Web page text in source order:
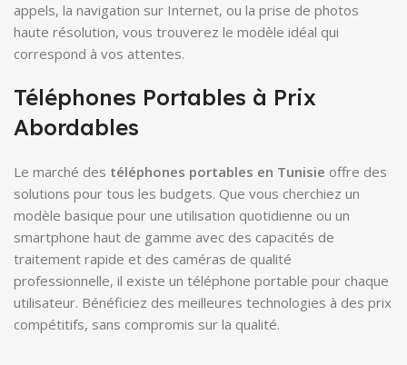
appels, la navigation sur Internet, ou la prise de photos
haute résolution, vous trouverez le modèle idéal qui
correspond à vos attentes.
Téléphones Portables à Prix
Abordables
Le marché des téléphones portables en Tunisie offre des
solutions pour tous les budgets. Que vous cherchiez un
modèle basique pour une utilisation quotidienne ou un
smartphone haut de gamme avec des capacités de
traitement rapide et des caméras de qualité
professionnelle, il existe un téléphone portable pour chaque
utilisateur. Bénéficiez des meilleures technologies à des prix
compétitifs, sans compromis sur la qualité.